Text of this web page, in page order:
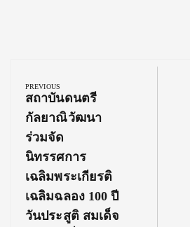
navigation
PREVIOUS
Previous
Post:
สถาบันดนตรี
กัลยาณิวัฒนา
ร่วมจัด
นิทรรศการ
เฉลิมพระเกียรติ
เฉลิมฉลอง 100 ปี
วันประสูติ สมเด็จ